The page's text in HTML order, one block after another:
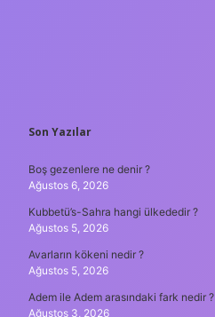
SIDEBAR
Son Yazılar
Boş gezenlere ne denir ?
Ağustos 6, 2026
Kubbetü’s-Sahra hangi ülkededir ?
Ağustos 5, 2026
Avarların kökeni nedir ?
Ağustos 5, 2026
Adem ile Adem arasındaki fark nedir ?
Ağustos 3, 2026